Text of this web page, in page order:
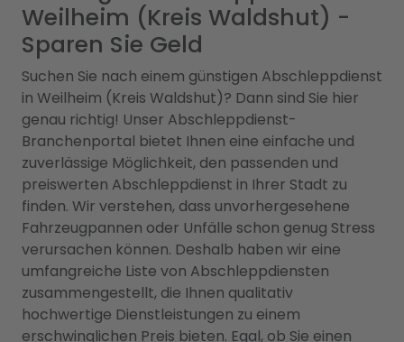
Weilheim (Kreis Waldshut) -
Sparen Sie Geld
Suchen Sie nach einem günstigen Abschleppdienst
in Weilheim (Kreis Waldshut)? Dann sind Sie hier
genau richtig! Unser Abschleppdienst-
Branchenportal bietet Ihnen eine einfache und
zuverlässige Möglichkeit, den passenden und
preiswerten Abschleppdienst in Ihrer Stadt zu
finden. Wir verstehen, dass unvorhergesehene
Fahrzeugpannen oder Unfälle schon genug Stress
verursachen können. Deshalb haben wir eine
umfangreiche Liste von Abschleppdiensten
zusammengestellt, die Ihnen qualitativ
hochwertige Dienstleistungen zu einem
erschwinglichen Preis bieten. Egal, ob Sie einen